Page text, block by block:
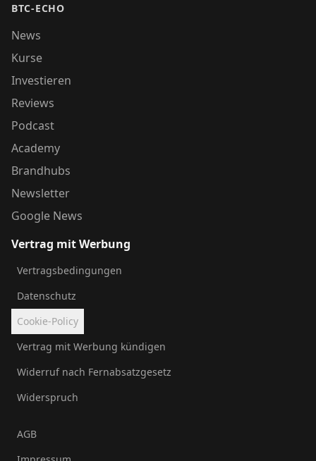
BTC-ECHO
News
Kurse
Investieren
Reviews
Podcast
Academy
Brandhubs
Newsletter
Google News
Vertrag mit Werbung
Vertragsbedingungen
Datenschutz
Cookie-Policy
Vertrag mit Werbung kündigen
Widerruf nach Fernabsatzgesetz
Widerspruch
AGB